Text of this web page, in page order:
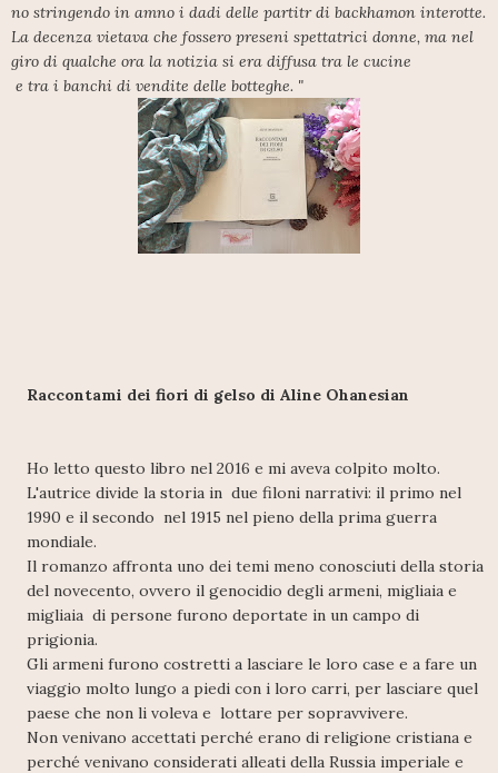
no stringendo in amno i dadi delle partitr di backhamon interotte.
La decenza vietava che fossero preseni spettatrici donne, ma nel
giro di qualche ora la notizia si era diffusa tra le cucine
e tra i banchi di vendite delle botteghe. "
Raccontami dei fiori di gelso di Aline Ohanesian
Ho letto questo libro nel 2016 e mi aveva colpito molto.
L'autrice divide la storia in due filoni narrativi: il primo nel
1990 e il secondo nel 1915 nel pieno della prima guerra
mondiale.
Il romanzo affronta uno dei temi meno conosciuti della storia
del novecento, ovvero il genocidio degli armeni, migliaia e
migliaia di persone furono deportate in un campo di
prigionia.
Gli armeni furono costretti a lasciare le loro case e a fare un
viaggio molto lungo a piedi con i loro carri, per lasciare quel
paese che non li voleva e lottare per sopravvivere.
Non venivano accettati perché erano di religione cristiana e
perché venivano considerati alleati della Russia imperiale e